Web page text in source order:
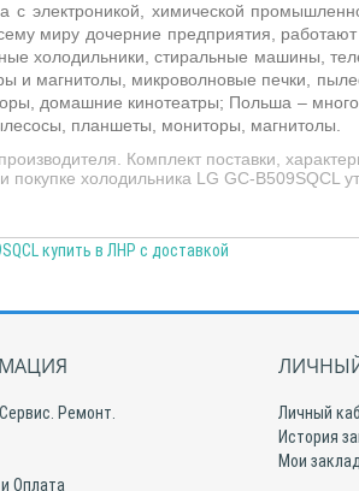
с электроникой, химической
миру дочерние предприятия,
холодильники, стиральные машины,
и магнитолы, микроволновые печки,
домашние кинотеатры; Польша –
планшеты, мониторы, магнитолы.
Комплект поставки,
покупке холодильника LG GC-
купить в ЛНР с доставкой
Ремонт.
Оплата
Личный
История
Мои